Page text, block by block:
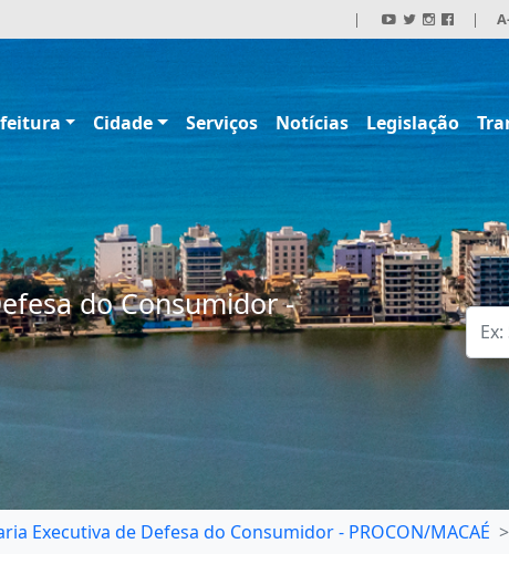
| |
Cidade Serviços Notícias Legislação
do Consumidor -
Executiva de Defesa do Consumidor - PROCON/MACAÉ